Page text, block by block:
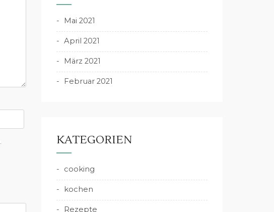
Mai 2021
April 2021
März 2021
Februar 2021
KATEGORIEN
cooking
kochen
Rezepte